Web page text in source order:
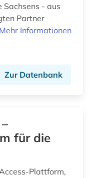
Sachsens - aus
Partner
Mehr Informationen
Zur Datenbank
für die
Plattform,